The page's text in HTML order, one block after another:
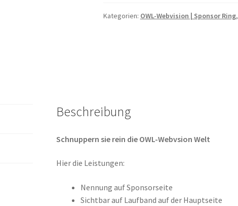
„Start
Kategorien: OWL-Webvision | Sponsor Ring,
Beschreibung
Schnuppern sie rein die OWL-Webvsion Welt
Hier die Leistungen:
Nennung auf Sponsorseite
Sichtbar auf Laufband auf der Hauptseite